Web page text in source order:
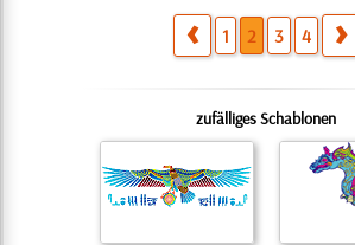
1 2 3 4
zufälliges Schablonen